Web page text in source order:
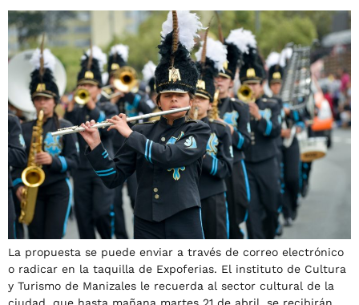
La propuesta se puede enviar a través de correo electrónico
o radicar en la taquilla de Expoferias. El instituto de Cultura
y Turismo de Manizales le recuerda al sector cultural de la